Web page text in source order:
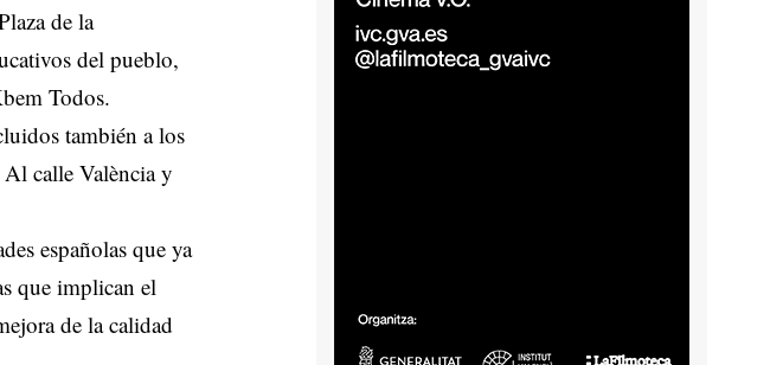
de la
del pueblo,
Todos.
también a los
calle València y
españolas que ya
que implican el
de la calidad